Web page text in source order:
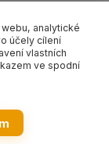
fialováanalytické
účely cílení
vlastních
ve spodní